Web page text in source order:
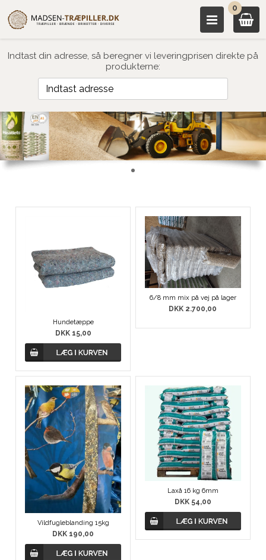
0
Indtast din adresse, så beregner vi leveringprisen direkte på
produkterne:
Hundetæppe
DKK 15,00
6/8 mm mix på vej på lager
DKK 2.700,00
Vildfugleblanding 15kg
DKK 190,00
Laxå 16 kg 6mm
DKK 54,00